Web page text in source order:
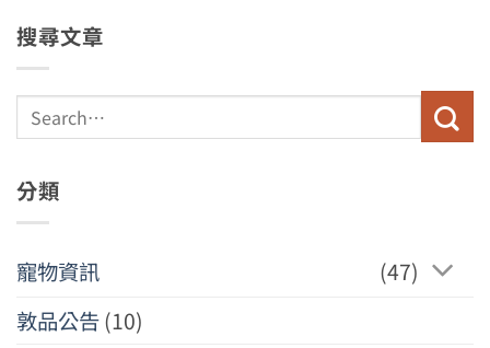
搜尋文章
分類
寵物資訊
(47)
敦品公告(10)